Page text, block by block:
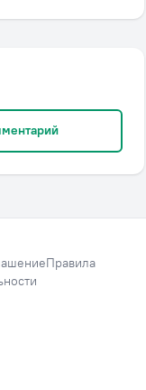
Правила
дешевле
— Вместе дешевле